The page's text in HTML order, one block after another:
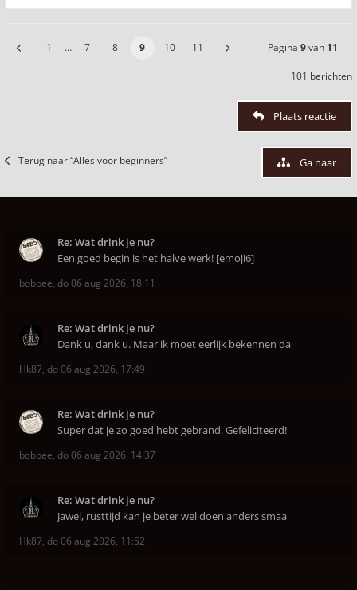
1 … 7 8 9 10 11 Pagina 9van 11
101 berichten
Plaats reactie
Terug naar “Alles voor beginners” Ga naar
Re: Wat drink je nu?
Een goed begin is het halve werk! [emoji6]
bobbee, do 06 aug 2026, 18:11
Re: Wat drink je nu?
Dank u, dank u. Maar ik moet eerlijk bekennen da
Hk87, do 06 aug 2026, 17:49
Re: Wat drink je nu?
Super dat je zo goed hebt gebrand. Gefeliciteerd!
bobbee, do 06 aug 2026, 14:37
Re: Wat drink je nu?
Jawel, rusttijd kan je beter wel doen anders smaa
Hk87, do 06 aug 2026, 11:52